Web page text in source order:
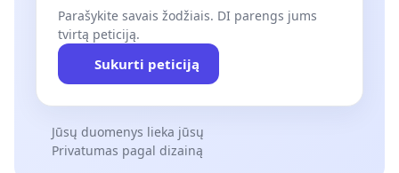
Parašykite savais žodžiais. DI parengs jums
tvirtą peticiją.
Sukurti peticiją
Jūsų duomenys lieka jūsų
Privatumas pagal dizainą